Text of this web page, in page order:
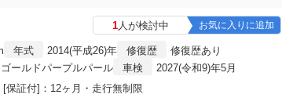
1人が検討中 お気に入りに追加
年式 2014(平成26)年 修復歴
修復歴あり
ールドパープルパール 車検
2027(令和9)年5月
[保証付]：12ヶ月・走行無制限